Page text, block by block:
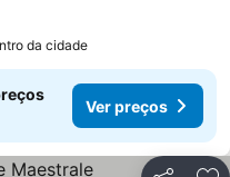
da cidade
Ver preços